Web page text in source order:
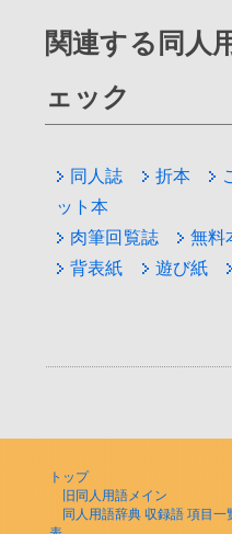
関連する同人
ェック
同人誌 折本
ット本
肉筆回覧誌
無料
背表紙
遊び紙
トップ
旧同人用語メイン
同人用語辞典 収録語 項目一